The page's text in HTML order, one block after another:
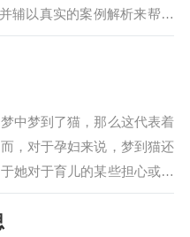
辅以真实的案例解析来帮大
心理学解梦梦见春节拜年，
中梦到了猫，那么这代表着
，对于孕妇来说，梦到猫还
她对于育儿的某些担心或日
情的压力等生理或心理的原
在梦中梦到猫，也许是因为